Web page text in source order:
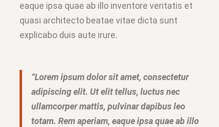
eaque ipsa quae ab illo inventore veritatis et
quasi architecto beatae vitae dicta sunt
explicabo duis aute irure.
“Lorem ipsum dolor sit amet, consectetur
adipiscing elit. Ut elit tellus, luctus nec
ullamcorper mattis, pulvinar dapibus leo
totam. Rem aperiam, eaque ipsa quae ab illo